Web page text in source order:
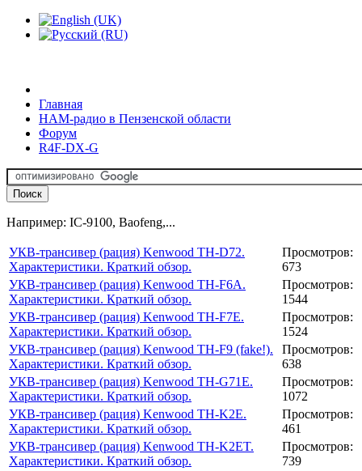
Главная
HAM-радио в Пензенской области
Форум
R4F-DX-G
Например: IC-9100, Baofeng,...
УКВ-трансивер (рация) Kenwood TH-D72.
Характеристики. Краткий обзор.
Просмотров:
673
УКВ-трансивер (рация) Kenwood TH-F6A.
Характеристики. Краткий обзор.
Просмотров:
1544
УКВ-трансивер (рация) Kenwood TH-F7E.
Характеристики. Краткий обзор.
Просмотров:
1524
УКВ-трансивер (рация) Kenwood TH-F9 (fake!).
Характеристики. Краткий обзор.
Просмотров:
638
УКВ-трансивер (рация) Kenwood TH-G71E.
Характеристики. Краткий обзор.
Просмотров:
1072
УКВ-трансивер (рация) Kenwood TH-K2E.
Характеристики. Краткий обзор.
Просмотров:
461
УКВ-трансивер (рация) Kenwood TH-K2ET.
Характеристики. Краткий обзор.
Просмотров:
739